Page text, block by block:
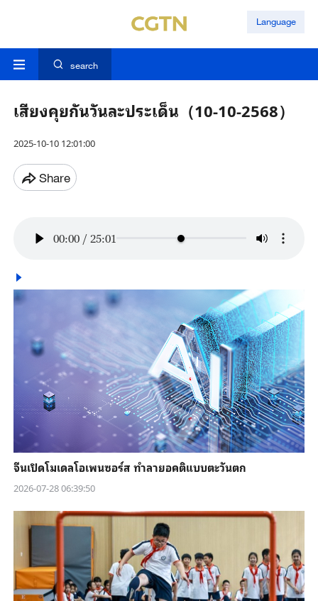
Language
search
เสียงคุยกันวันละประเด็น（10-10-2568）
2025-10-10 12:01:00
Share
00:00 / 25:01
จีนเปิดโมเดลโอเพนซอร์ส ทำลายอคติแบบตะวันตก
2026-07-28 06:39:50